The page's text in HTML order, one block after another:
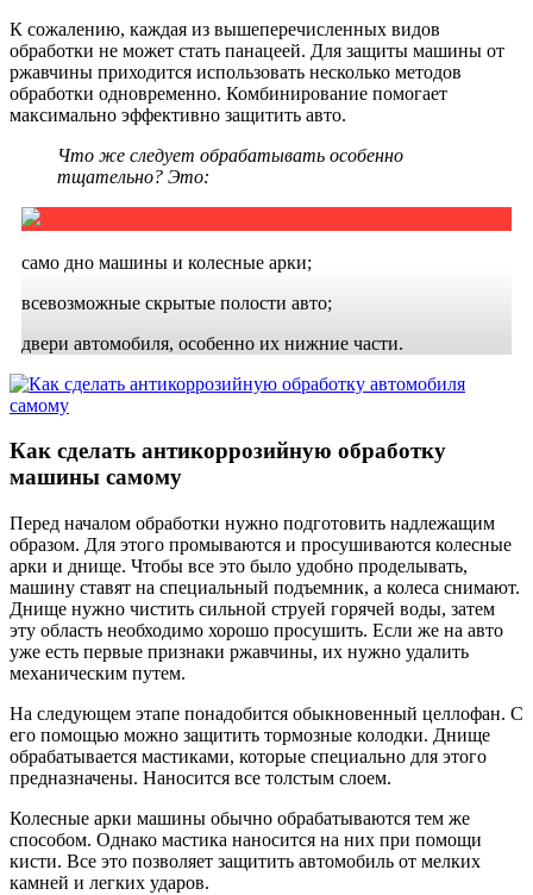
К сожалению, каждая из вышеперечисленных видов
обработки не может стать панацеей. Для защиты машины от
ржавчины приходится использовать несколько методов
обработки одновременно. Комбинирование помогает
максимально эффективно защитить авто.
Что же следует обрабатывать особенно
тщательно? Это:
само дно машины и колесные арки;
всевозможные скрытые полости авто;
двери автомобиля, особенно их нижние части.
Как сделать антикоррозийную обработку
машины самому
Перед началом обработки нужно подготовить надлежащим
образом. Для этого промываются и просушиваются колесные
арки и днище. Чтобы все это было удобно проделывать,
машину ставят на специальный подъемник, а колеса снимают.
Днище нужно чистить сильной струей горячей воды, затем
эту область необходимо хорошо просушить. Если же на авто
уже есть первые признаки ржавчины, их нужно удалить
механическим путем.
На следующем этапе понадобится обыкновенный целлофан. С
его помощью можно защитить тормозные колодки. Днище
обрабатывается мастиками, которые специально для этого
предназначены. Наносится все толстым слоем.
Колесные арки машины обычно обрабатываются тем же
способом. Однако мастика наносится на них при помощи
кисти. Все это позволяет защитить автомобиль от мелких
камней и легких ударов.